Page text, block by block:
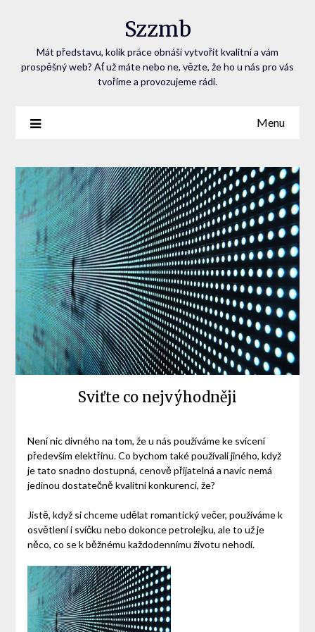
Szzmb
Mát představu, kolik práce obnáší vytvořit kvalitní a vám
prospěšný web? Ať už máte nebo ne, vězte, že ho u nás pro vás
tvoříme a provozujeme rádi.
Menu
Sviťte co nejvýhodněji
Není nic divného na tom, že u nás používáme ke svícení
především elektřinu. Co bychom také používali jiného, když
je tato snadno dostupná, cenově přijatelná a navíc nemá
jedinou dostatečně kvalitní konkurenci, že?
Jistě, když si chceme udělat romantický večer, používáme k
osvětlení i svíčku nebo dokonce petrolejku, ale to už je
něco, co se k běžnému každodennímu životu nehodí.